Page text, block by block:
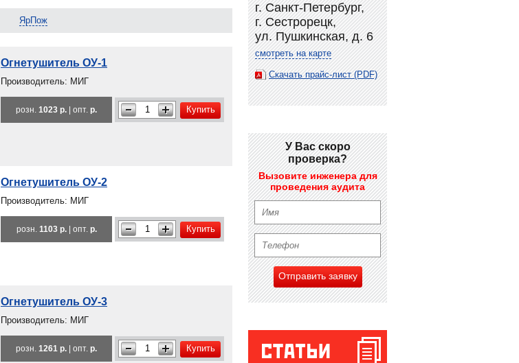
г. Санкт-Петербург,
г. Сестрорецк,
ул. Пушкинская, д. 6
смотреть на карте
Скачать прайс-лист (PDF)
У Вас скоро
проверка?
Вызовите инженера для
проведения аудита
Отправить заявку
ЯрПож
Огнетушитель ОУ-1
Производитель: МИГ
розн. 1023 р. | опт. р. Купить
Огнетушитель ОУ-2
Производитель: МИГ
розн. 1103 р.| опт. р. Купить
Огнетушитель ОУ-3
Производитель: МИГ
розн. 1261 р. | опт. р. Купить